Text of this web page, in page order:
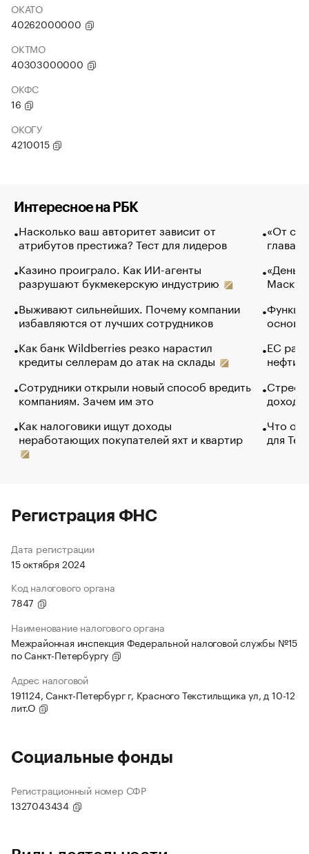
ОКАТО
40262000000
ОКТМО
40303000000
ОКФС
16
ОКОГУ
4210015
Интересное на РБК
Насколько ваш авторитет зависит от
атрибутов престижа? Тест для лидеров
Казино проиграло. Как ИИ-агенты
разрушают букмекерскую индустрию
Выживают сильнейших. Почему компании
избавляются от лучших сотрудников
Как банк Wildberries резко нарастил
кредиты селлерам до атак на склады
Сотрудники открыли новый способ вредить
компаниям. Зачем им это
Как налоговики ищут доходы
неработающих покупателей яхт и квартир
«От
глава
Маск в
основ
ЕС
нефти
Что
для
Регистрация ФНС
Дата регистрации
15 октября 2024
Код налогового органа
7847
Наименование налогового органа
Межрайонная инспекция Федеральной налоговой службы №15
по Санкт-Петербургу
Адрес налоговой
191124, Санкт-Петербург г, Красного Текстильщика ул, д 10-12
лит.О
Социальные фонды
Регистрационный номер СФР
1327043434